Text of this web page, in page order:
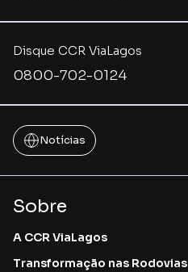
Disque CCR ViaLagos
0800-702-0124
Notícias
Sobre
A CCR ViaLagos
Transformação nas Rodovias